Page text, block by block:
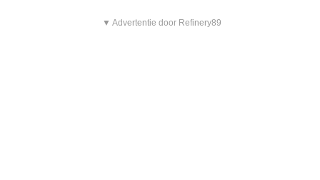
▼ Advertentie door Refinery89